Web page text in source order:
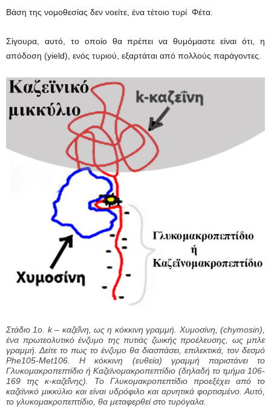
Βάση της νομοθεσίας δεν νοείτε, ένα τέτοιο τυρί Φέτα.
Σίγουρα, αυτό, το οποίο θα πρέπει να θυμόμαστε είναι ότι, η
απόδοση (yield), ενός τυριού, εξαρτάται από πολλούς παράγοντες.
Στάδιο 1ο. k – καζεΐνη, ως η κόκκινη γραμμή. Χυμοσίνη, (chymosin),
ένα πρωτεολυτικό ένζυμο της πυτιάς ζωικής προέλευσης, ως μπλε
γραμμή. Δείτε το πως το ένζυμο θα διασπάσει, επιλεκτικά, τον δεσμό
Phe105-Met106. Η κόκκινη (ευθεία) γραμμή παριστάνει το
Γλυκομακροπεπτίδιο ή Καζεϊνομακροπεπτίδιο (δηλαδή το τμήμα 106-
169 της κ-καζεΐνης). Το Γλυκομακροπεπτίδιο προεξέχει από το
καζεϊνικό μικκύλιο και είναι υδρόφιλο και αρνητικά φορτισμένο. Αυτό,
το γλυκομακροπεπτίδιο, θα μεταφερθεί στο τυρόγαλα.